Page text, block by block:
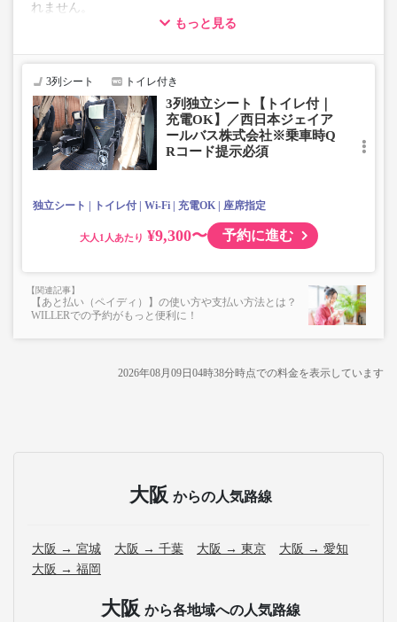
れません。
・在庫の状況はリアルタイムの表示ではございません。
す。
・販売日・便ごとに随時価格が変動いたします。購入時に
・こちらの路線はキャンセル以外の購入後の変更が一切承
れませんので予めご了承ください。
・シニア・乳幼児料金はございません。
シニアの方は「大人」、乳幼児の方は「幼児」を選択いた
乗車定員遵守のため乗車券をお持ちで無い「乳幼児」の乗
車をお断りする場合があります。
・学生料金選択の方は必ず乗車時に「学生証（日本の学校
場合がございます。
※路線によっては学生料金の設定がございません。「大
となる場合がございます。
もっと見る
3列シート トイレ付き
3列独立シート【トイレ付｜
充電OK】／西日本ジェイア
ールバス株式会社※乗車時Q
Rコード提示必須
独立シート トイレ付 Wi-Fi 充電OK 座席指定
大人 ¥9,300〜 予約に進む
【あと払い（ペイディ）】の使い方や支払い方法とは？
WILLERでの予約がもっと便利に！
2026年08月09日04時38分時点での料金を表示しています
大阪 からの人気路線
大阪 → 宮城 大阪 → 千葉 大阪 → 東京
大阪 → 愛知
大阪 → 福岡
大阪 から各地域への人気路線